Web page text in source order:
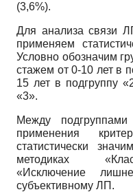
(3,6%).
Для анализа связи
применяем
Условно обозначим
стажем от 0-10 лет в
15 лет в подгруппу
«3».
Между
применения
статистически
методиках
«Исключение
субъективному ЛП.